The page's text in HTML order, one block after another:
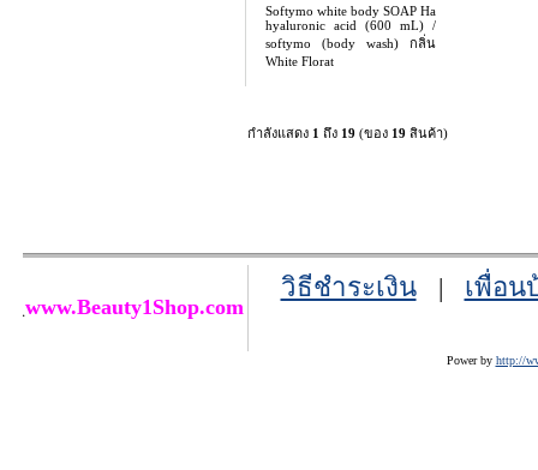
Softymo white body SOAP Ha
hyaluronic acid (600 mL) /
softymo (body wash) กลิ่น
White Florat
กำลังแสดง 1 ถึง 19 (ของ 19 สินค้า)
www.Beauty1Shop.com
วิธีชำระเงิน| เพื่อน
Power by http://